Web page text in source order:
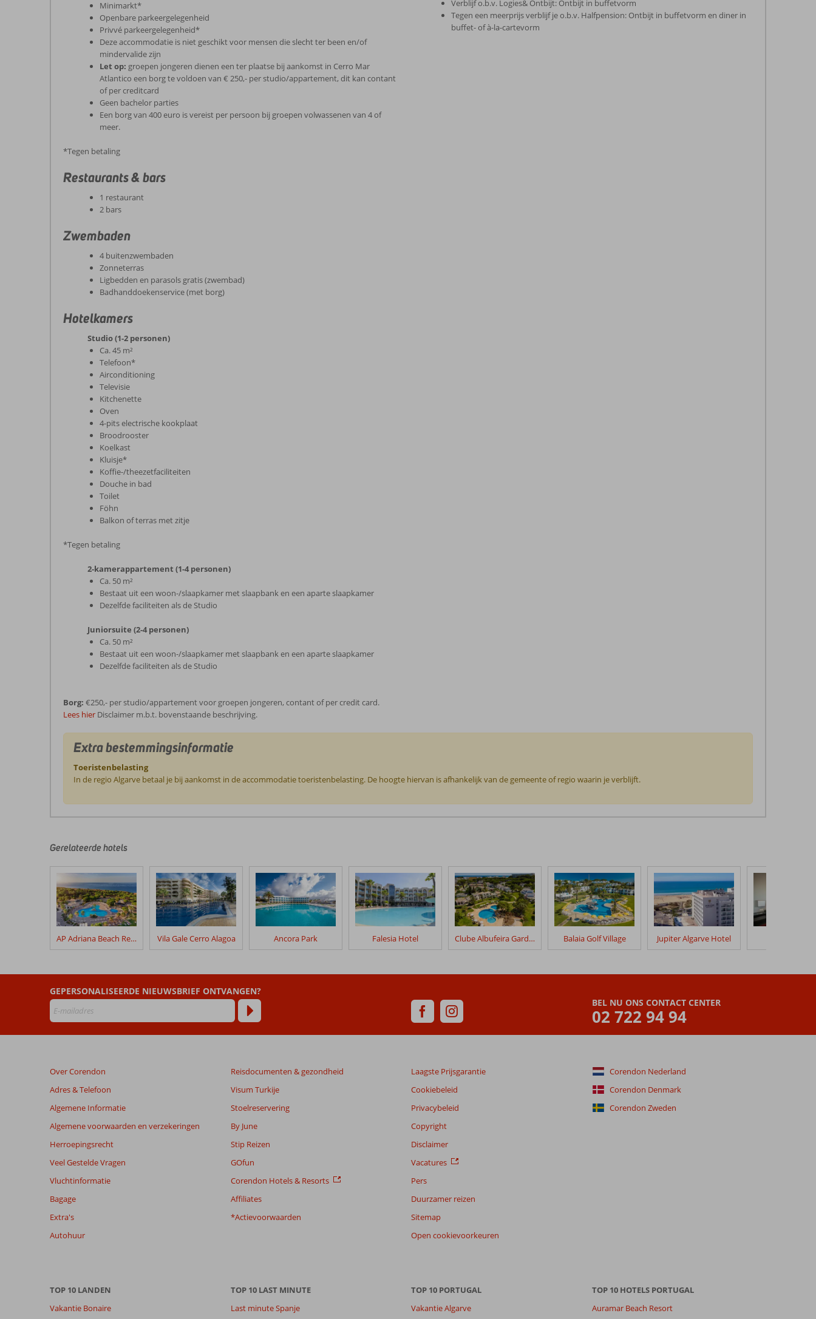
Minimarkt*
Openbare parkeergelegenheid
Privvé parkeergelegenheid*
Deze accommodatie is niet geschikt voor mensen die slecht ter been en/of
mindervalide zijn
Let op: groepen jongeren dienen een ter plaatse bij aankomst in Cerro Mar
Atlantico een borg te voldoen van € 250,- per studio/appartement, dit kan contant
of per creditcard
Geen bachelor parties
Een borg van 400 euro is vereist per persoon bij groepen volwassenen van 4 of
meer.
*Tegen betaling
Restaurants & bars
1 restaurant
2 bars
Zwembaden
4 buitenzwembaden
Zonneterras
Ligbedden en parasols gratis (zwembad)
Badhanddoekenservice (met borg)
Hotelkamers
Studio (1-2 personen)
Ca. 45 m²
Telefoon*
Airconditioning
Televisie
Kitchenette
Oven
4-pits electrische kookplaat
Broodrooster
Koelkast
Kluisje*
Koffie-/theezetfaciliteiten
Douche in bad
Toilet
Föhn
Balkon of terras met zitje
*Tegen betaling
2-kamerappartement (1-4 personen)
Ca. 50 m²
Bestaat uit een woon-/slaapkamer met slaapbank en een aparte slaapkamer
Dezelfde faciliteiten als de Studio
Juniorsuite (2-4 personen)
Ca. 50 m²
Bestaat uit een woon-/slaapkamer met slaapbank en een aparte slaapkamer
Dezelfde faciliteiten als de Studio
Verblijf o.b.v. Logies& Ontbijt: Ontbijt in buffetvorm
Tegen een meerprijs verblijf je o.b.v. Halfpension: Ontbijt in buffetvorm en diner in
buffet- of à-la-cartevorm
Borg: €250,- per studio/appartement voor groepen jongeren, contant of per credit card.
Lees hier Disclaimer m.b.t. bovenstaande beschrijving.
Extra bestemmingsinformatie
Toeristenbelasting
In de regio Algarve betaal je bij aankomst in de accommodatie toeristenbelasting. De hoogte hiervan is afhankelijk van de gemeente of regio waarin je verblijft.
door
klanten
geschreven
na
hun
verblijf
Cerro
Beoordelingen
die
ouder
zijn
maanden
niet
meer
om
de
van
de
beoordelingen.
Gerelateerde hotels
AP Adriana Beach Resort Vila Gale Cerro Alagoa Ancora Park Falesia Hotel Clube Albufeira Garden Village Balaia Golf Village Jupiter Algarve Hotel
BEL NU ONS CONTACT CENTER
02 722 94 94
GEPERSONALISEERDE NIEUWSBRIEF ONTVANGEN?
Over Corendon
Adres & Telefoon
Algemene Informatie
Algemene voorwaarden en verzekeringen
Herroepingsrecht
Veel Gestelde Vragen
Vluchtinformatie
Bagage
Extra's
Autohuur
Reisdocumenten & gezondheid
Visum Turkije
Stoelreservering
By June
Stip Reizen
GOfun
Corendon Hotels & Resorts
Affiliates
*Actievoorwaarden
Laagste Prijsgarantie
Cookiebeleid
Privacybeleid
Copyright
Disclaimer
Vacatures
Pers
Duurzamer reizen
Sitemap
Open cookievoorkeuren
Corendon Nederland
Corendon Denmark
Corendon Zweden
TOP 10 LANDEN
Vakantie Bonaire
TOP 10 LAST MINUTE
Last minute Spanje
TOP 10 PORTUGAL
Vakantie Algarve
TOP 10 HOTELS PORTUGAL
Auramar Beach Resort